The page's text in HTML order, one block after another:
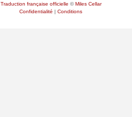
Traduction française officielle ©Miles Cellar
Confidentialité | Conditions